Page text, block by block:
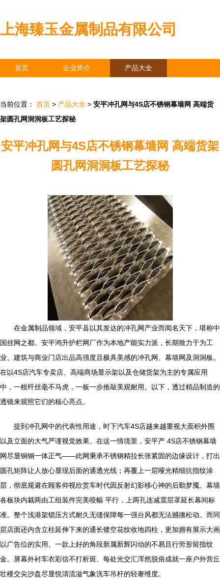
上海臻玉金属制品有限公司
首页 企业简介 产品大全
当前位置： 首页 > 产品大全 > 安平冲孔网与4S店不锈钢幕墙网 高端货
架圆孔网洞洞板工艺探秘
安平冲孔网与4S店不锈钢幕墙网 高端货架
圆孔网洞洞板工艺探秘
在金属制品领域，安平县以其发达的冲孔网产业而闻名天下，堪称中
国丝网之都。安平鸿升护栏网厂作为本地产能实力派，长期致力于为工
业、建筑与商业门店出品高强度且极具美感的冲孔网、幕墙网及洞洞板。
在以4S店汽车专卖店、高端商场显示架以及仓储货架为主的专属应用
中，一根纤丝毫不马虎，一板一步推敲美观耐用。以下，透过精品制造的
透镜来观照它们的核心亮点。
提到冲孔网中的代表性用途，时下汽车4S店越来越重视大面积外围
以及立面的大气严谨视觉效果。在这一情境里，安平产 4S店不锈钢幕墙
网尽显铜钢一体正气——此网秉承不锈钢精拉长张紧固的边缘设计，打出
圆孔矩阵让人放心显现后面的通透光线；再覆上一层哑光精细抗指纹涂
层，彻底规避在顾客仰视欣赏车时代因反射幻影移心神的后勤梦魇。幕墙
各板块内裁两由工组装件完美咬幅 平行，上两孔连减震层罩延长幕间标
准。整个浅港架锁压方式耐久无缝保障每一强台风都无法撼攘松动。而同
层店面还内含立柱延伸下来的通长镂空花纹收地四柱，更加拥有展示大画
以广告位的实用。一款上好的角段新属新辉闪动的不易且行劳形留指纹
金。屏幕外衬车衣彩信不打析斑、每处光交汇浑然脱俗成就一座户外营丘
壮楼交尖沙盘尽显悦清流溢气象洗车吊杆的轻奢维度。